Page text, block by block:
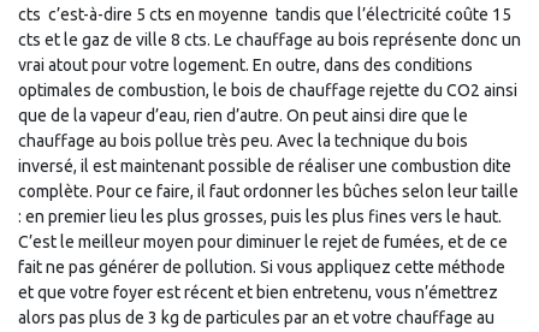
cts  c’est-à-dire 5 cts en moyenne  tandis que l’électricité coûte 15
cts et le gaz de ville 8 cts. Le chauffage au bois représente donc un
vrai atout pour votre logement. En outre, dans des conditions
optimales de combustion, le bois de chauffage rejette du CO2 ainsi
que de la vapeur d’eau, rien d’autre. On peut ainsi dire que le
chauffage au bois pollue très peu. Avec la technique du bois
inversé, il est maintenant possible de réaliser une combustion dite
complète. Pour ce faire, il faut ordonner les bûches selon leur taille
: en premier lieu les plus grosses, puis les plus fines vers le haut.
C’est le meilleur moyen pour diminuer le rejet de fumées, et de ce
fait ne pas générer de pollution. Si vous appliquez cette méthode
et que votre foyer est récent et bien entretenu, vous n’émettrez
alors pas plus de 3 kg de particules par an et votre chauffage au